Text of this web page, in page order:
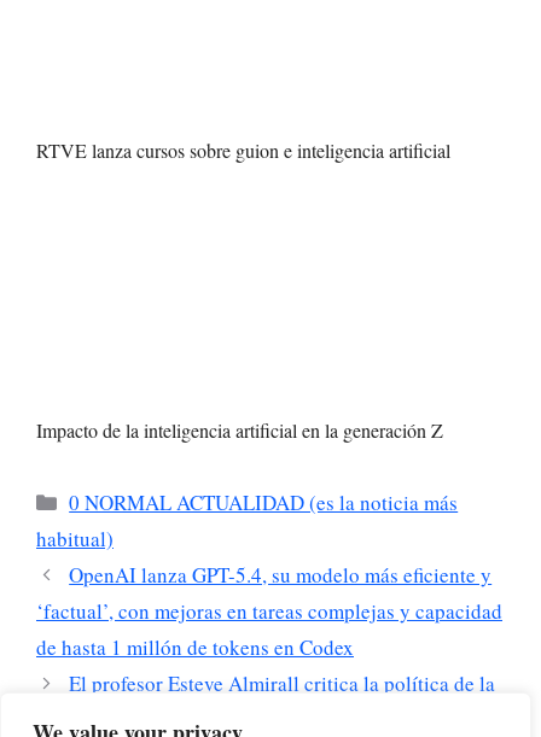
RTVE lanza cursos sobre guion e inteligencia artificial
Impacto de la inteligencia artificial en la generación Z
Categorías
0 NORMAL ACTUALIDAD (es la noticia más
habitual)
OpenAI lanza GPT-5.4, su modelo más eficiente y
‘factual’, con mejoras en tareas complejas y capacidad
de hasta 1 millón de tokens en Codex
El profesor Esteve Almirall critica la política de la
escasez en el progresismo, proponiendo una agenda